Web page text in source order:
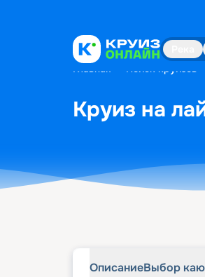
Главная Поиск круизов
Круиз на
ОписаниеВыбор